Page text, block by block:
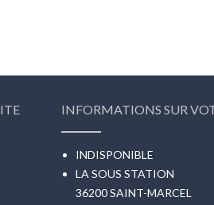
INFORMATIONS SUR
INDISPONIBLE
LA SOUS STATION
36200 SAINT-MARCEL